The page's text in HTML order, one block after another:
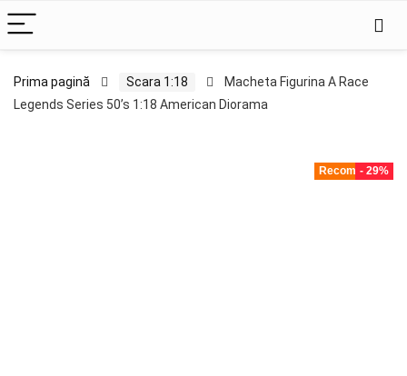
Prima pagină Scara 1:18
Macheta Figurina A Race
Legends Series 50’s 1:18 American Diorama
Recomandat!
- 29%